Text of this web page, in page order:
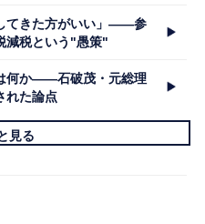
てきた方がいい」――参
減税という"愚策"
何か――石破茂・元総理
れた論点
見る